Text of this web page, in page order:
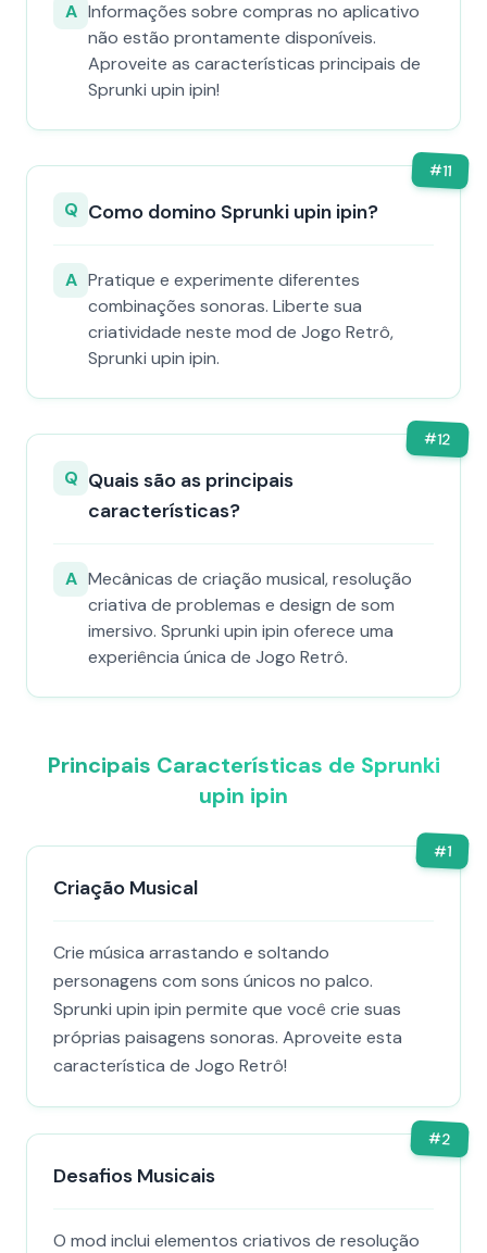
A Informações sobre compras no aplicativo
não estão prontamente disponíveis.
Aproveite as características principais de
Sprunki upin ipin!
#11
Q Como domino Sprunki upin ipin?
A Pratique e experimente diferentes
combinações sonoras. Liberte sua
criatividade neste mod de Jogo Retrô,
Sprunki upin ipin.
#12
Q Quais são as principais
características?
A Mecânicas de criação musical, resolução
criativa de problemas e design de som
imersivo. Sprunki upin ipin oferece uma
experiência única de Jogo Retrô.
Principais Características de Sprunki
upin ipin
#1
Criação Musical
Crie música arrastando e soltando
personagens com sons únicos no palco.
Sprunki upin ipin permite que você crie suas
próprias paisagens sonoras. Aproveite esta
característica de Jogo Retrô!
#2
Desafios Musicais
O mod inclui elementos criativos de resolução